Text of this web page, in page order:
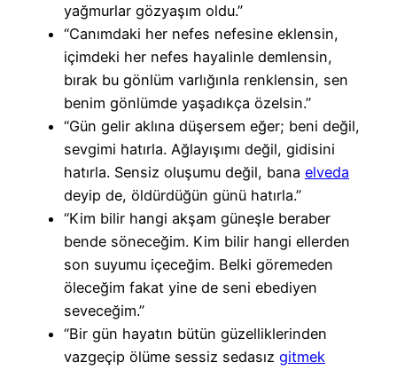
yağmurlar gözyaşım oldu.”
“Canımdaki her nefes nefesine eklensin,
içimdeki her nefes hayalinle demlensin,
bırak bu gönlüm varlığınla renklensin, sen
benim gönlümde yaşadıkça özelsin.”
“Gün gelir aklına düşersem eğer; beni değil,
sevgimi hatırla. Ağlayışımı değil, gidisini
hatırla. Sensiz oluşumu değil, bana elveda
deyip de, öldürdüğün günü hatırla.”
“Kim bilir hangi akşam güneşle beraber
bende söneceğim. Kim bilir hangi ellerden
son suyumu içeceğim. Belki göremeden
öleceğim fakat yine de seni ebediyen
seveceğim.”
“Bir gün hayatın bütün güzelliklerinden
vazgeçip ölüme sessiz sedasız gitmek